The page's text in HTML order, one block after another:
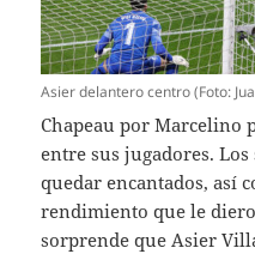
Asier delantero centro (Foto:
Chapeau por Marcelino
entre sus jugadores.
quedar encantados, así
rendimiento que le
sorprende que Asier